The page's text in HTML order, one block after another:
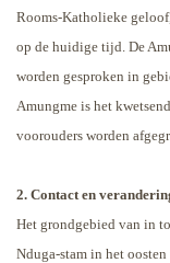
Rooms-Katholieke
op de huidige tijd. De
worden gesproken in
Amungme is het
voorouders worden
2. Contact en
Het grondgebied van in
Nduga-stam in het